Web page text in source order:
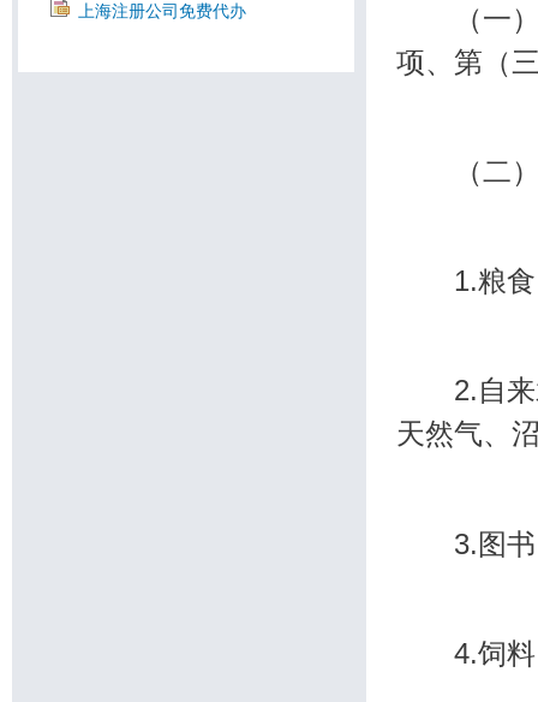
上海注册公司免费代办
（一）
项、第（
（二）
1.粮食
2.自来
天然气、
3.图书
4.饲料